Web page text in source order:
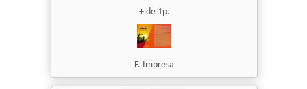
+ de 1p.
F. Impresa